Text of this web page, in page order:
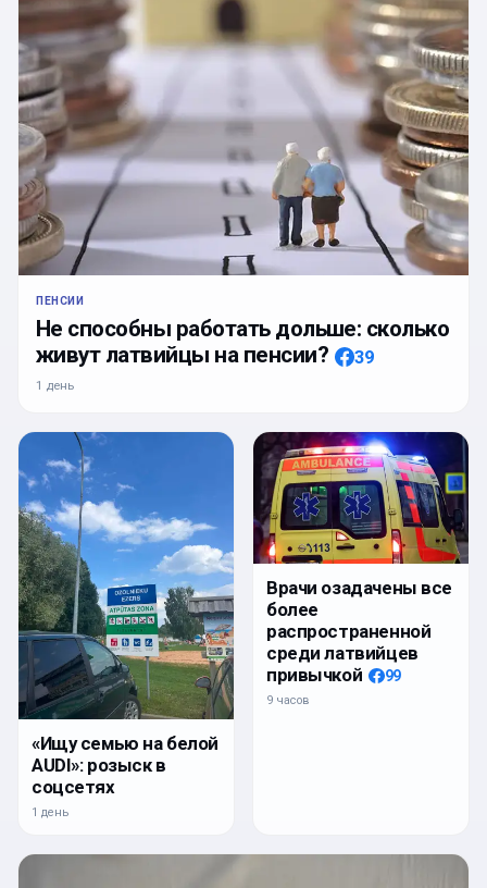
ПЕНСИИ
Не способны работать дольше: сколько
живут латвийцы на пенсии?
39
1 день
«Ищу семью на белой
AUDI»: розыск в
соцсетях
1 день
Врачи озадачены все
более
распространенной
среди латвийцев
привычкой
99
9 часов